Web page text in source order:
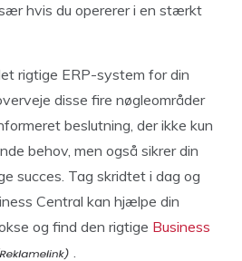
hvis du opererer i en stærkt
rigtige ERP-system for din
disse fire nøgleområder
beslutning, der ikke kun
behov, men også sikrer din
succes. Tag skridtet i dag og
Central kan hjælpe din
og find den rigtige Business
.